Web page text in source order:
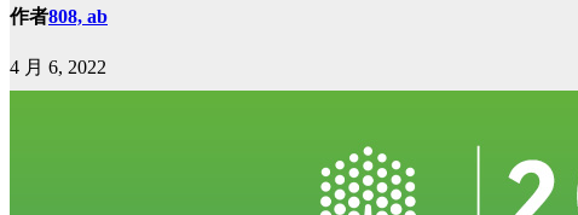
作者808, ab
4 月 6, 2022